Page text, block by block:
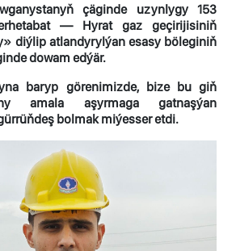
çäginde uzynlygy 153
— Hyrat gaz geçirijisiniň
diýlip atlandyrylýan esasy böleginiň
dowam edýär.
baryp görenimizde, bize bu giň
amala aşyrmaga gatnaşýan
bolmak miýesser etdi.